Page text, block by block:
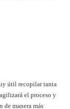
útil recopilar tanta
el proceso y
de manera más